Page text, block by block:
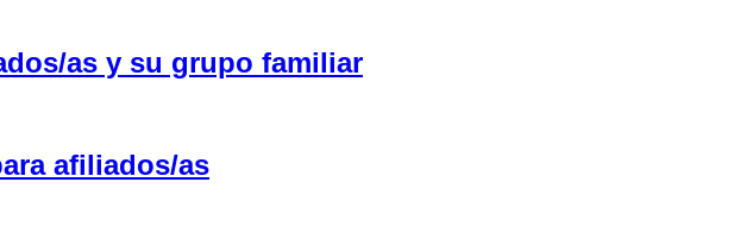
as y su grupo familiar
afiliados/as